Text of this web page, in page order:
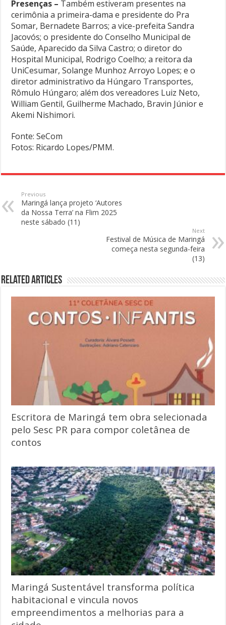
Presenças – Também estiveram presentes na
cerimônia a primeira-dama e presidente do Pra
Somar, Bernadete Barros; a vice-prefeita Sandra
Jacovós; o presidente do Conselho Municipal de
Saúde, Aparecido da Silva Castro; o diretor do
Hospital Municipal, Rodrigo Coelho; a reitora da
UniCesumar, Solange Munhoz Arroyo Lopes; e o
diretor administrativo da Húngaro Transportes,
Rômulo Húngaro; além dos vereadores Luiz Neto,
William Gentil, Guilherme Machado, Bravin Júnior e
Akemi Nishimori.
Fonte: SeCom
Fotos: Ricardo Lopes/PMM.
Previous
Maringá lança projeto ‘Autores
da Nossa Terra’ na Flim 2025
neste sábado (11)
Next
Festival de Música de Maringá
começa nesta segunda-feira
(13)
Related Articles
Escritora de Maringá tem obra selecionada
pelo Sesc PR para compor coletânea de
contos
Maringá Sustentável transforma política
habitacional e vincula novos
empreendimentos a melhorias para a